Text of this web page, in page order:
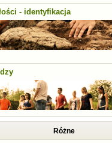
- identyfikacja
Różne